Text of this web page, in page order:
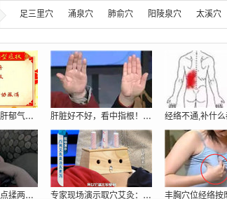
足三里穴 涌泉穴 肺俞穴 阳陵泉穴 太溪穴
肝气郁结的症状_肝郁气滞吃什么_肝火旺 肝脏好不好，看中指根！ 肝脏不好的症状
夜间盗汗怎么办_点揉两个穴位巧治肾虚 专家现场演示取穴艾灸：调理胃痛、五更泻